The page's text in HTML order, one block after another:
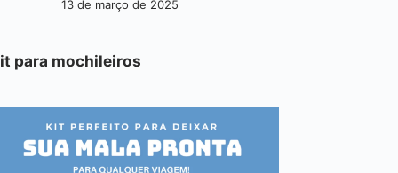
13 de março de 2025
para mochileiros